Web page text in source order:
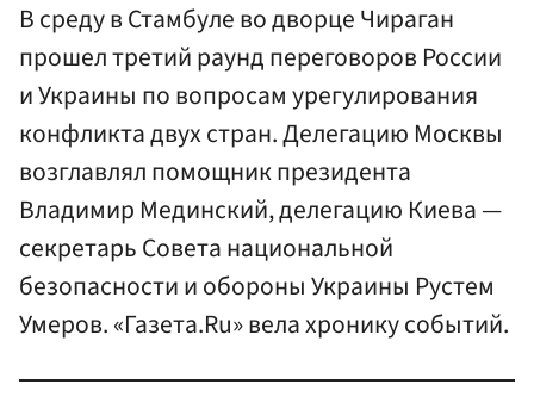
В среду в Стамбуле во дворце Чираган
прошел третий раунд переговоров России
и Украины по вопросам урегулирования
конфликта двух стран. Делегацию Москвы
возглавлял помощник президента
Владимир Мединский, делегацию Киева —
секретарь Совета национальной
безопасности и обороны Украины Рустем
Умеров. «Газета.Ru» вела хронику событий.